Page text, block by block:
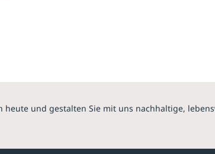
heute und gestalten Sie mit uns nachhaltige,